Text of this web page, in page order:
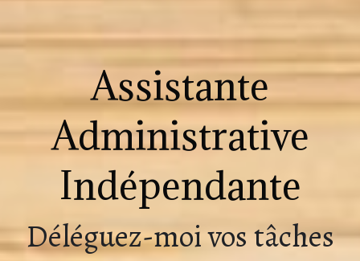
Assistante
Administrative
Indépendante
Déléguez-moi vos tâches